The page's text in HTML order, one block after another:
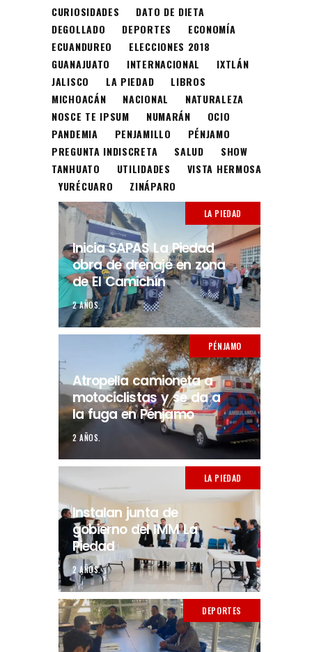
CURIOSIDADES
DATO DE DIETA
DEGOLLADO
DEPORTES
ECONOMÍA
ECUANDUREO
ELECCIONES 2018
GUANAJUATO
INTERNACIONAL
IXTLÁN
JALISCO
LA PIEDAD
LIBROS
MICHOACÁN
NACIONAL
NATURALEZA
NOSCE TE IPSUM
NUMARÁN
OCIO
PANDEMIA
PENJAMILLO
PÉNJAMO
PREGUNTA INDISCRETA
SALUD
SHOW
TANHUATO
UTILIDADES
VISTA HERMOSA
YURÉCUARO
ZINÁPARO
LA PIEDAD
Inicia SAPAS La Piedad
obra de drenaje en zona
de El Camichín
2 AÑOS.
PÉNJAMO
Atropella camioneta a
motociclistas y se da a
la fuga en Pénjamo
2 AÑOS.
LA PIEDAD
Instalan junta de
gobierno del IMM La
Piedad
2 AÑOS.
DEPORTES